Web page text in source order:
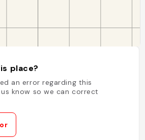
place?
an error regarding this
know so we can correct